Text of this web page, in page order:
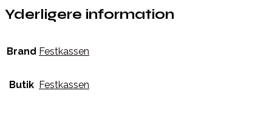
Yderligere information
Brand Festkassen
Butik Festkassen